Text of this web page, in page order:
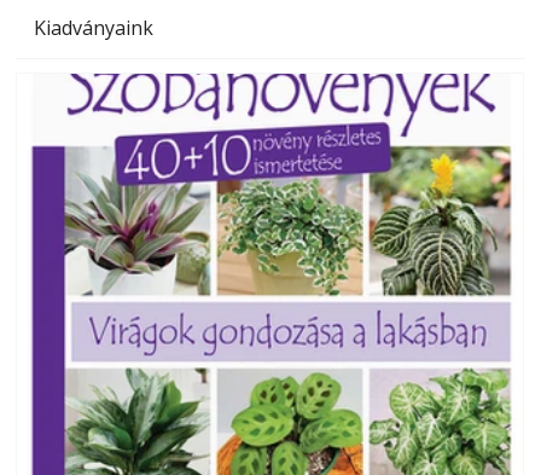
Kiadványaink